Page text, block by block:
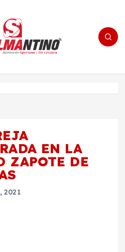
- medios/noticias/editorial
EN LA
ZAPOTE DE
2021